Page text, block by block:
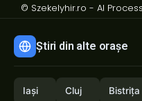
© Szekelyhir.ro - AI
Știri din alte orașe
Iași Cluj Bistrița